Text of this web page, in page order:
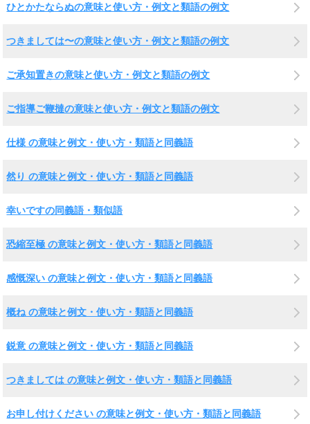
ひとかたならぬの意味と使い方・例文と類語の例文
つきましては〜の意味と使い方・例文と類語の例文
ご承知置きの意味と使い方・例文と類語の例文
ご指導ご鞭撻の意味と使い方・例文と類語の例文
仕様 の意味と例文・使い方・類語と同義語
然り の意味と例文・使い方・類語と同義語
幸いですの同義語・類似語
恐縮至極 の意味と例文・使い方・類語と同義語
感慨深い の意味と例文・使い方・類語と同義語
概ね の意味と例文・使い方・類語と同義語
鋭意 の意味と例文・使い方・類語と同義語
つきましては の意味と例文・使い方・類語と同義語
お申し付けください の意味と例文・使い方・類語と同義語